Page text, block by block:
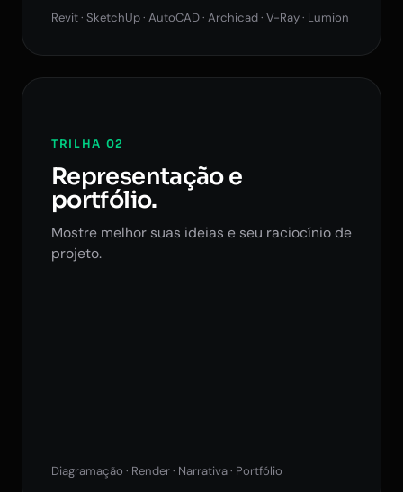
Revit · SketchUp · AutoCAD · Archicad · V-Ray · Lumion
TRILHA 02
Representação e
portfólio.
Mostre melhor suas ideias e seu raciocínio de
projeto.
Diagramação · Render · Narrativa · Portfólio